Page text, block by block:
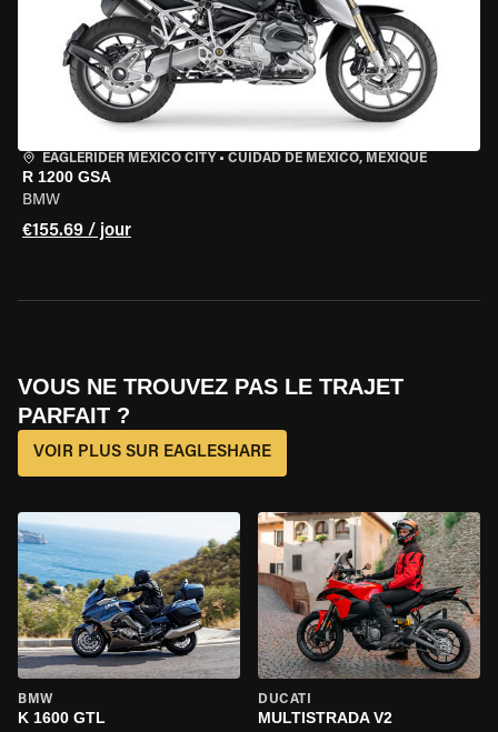
EAGLERIDER MEXICO CITY • CUIDAD DE MEXICO, MEXIQUE
R 1200 GSA
BMW
€155.69 / jour
VOUS NE TROUVEZ PAS LE TRAJET
PARFAIT ?
VOIR PLUS SUR EAGLESHARE
BMW
K 1600 GTL
DUCATI
MULTISTRADA V2